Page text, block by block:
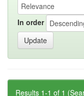
In order
Results 1-1 of 1